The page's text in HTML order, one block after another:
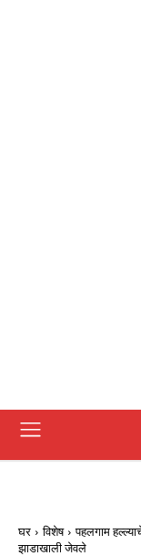
घर विशेष
पहलगाम
झाडाखाली जेवले